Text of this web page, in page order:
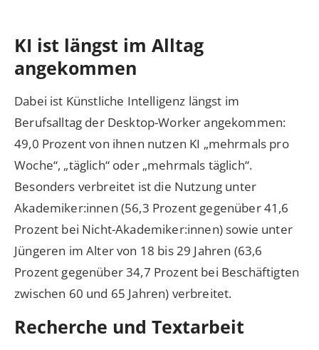
KI ist längst im Alltag
angekommen
Dabei ist Künstliche Intelligenz längst im
Berufsalltag der Desktop-Worker angekommen:
49,0 Prozent von ihnen nutzen KI „mehrmals pro
Woche“, „täglich“ oder „mehrmals täglich“.
Besonders verbreitet ist die Nutzung unter
Akademiker:innen (56,3 Prozent gegenüber 41,6
Prozent bei Nicht-Akademiker:innen) sowie unter
Jüngeren im Alter von 18 bis 29 Jahren (63,6
Prozent gegenüber 34,7 Prozent bei Beschäftigten
zwischen 60 und 65 Jahren) verbreitet.
Recherche und Textarbeit